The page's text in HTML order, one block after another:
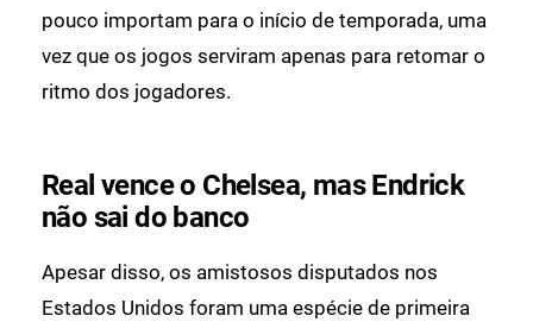
pouco importam para o início de temporada, uma
vez que os jogos serviram apenas para retomar o
ritmo dos jogadores.
Real vence o Chelsea, mas Endrick
não sai do banco
Apesar disso, os amistosos disputados nos
Estados Unidos foram uma espécie de primeira